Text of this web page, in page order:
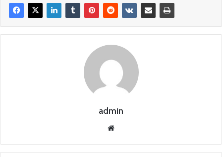
admin
we